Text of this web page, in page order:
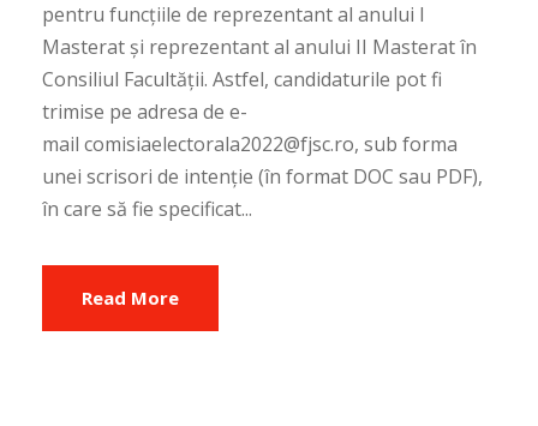
pentru funcțiile de reprezentant al anului I
Masterat și reprezentant al anului II Masterat în
Consiliul Facultății. Astfel, candidaturile pot fi
trimise pe adresa de e-
mail comisiaelectorala2022@fjsc.ro, sub forma
unei scrisori de intenție (în format DOC sau PDF),
în care să fie specificat...
Read More